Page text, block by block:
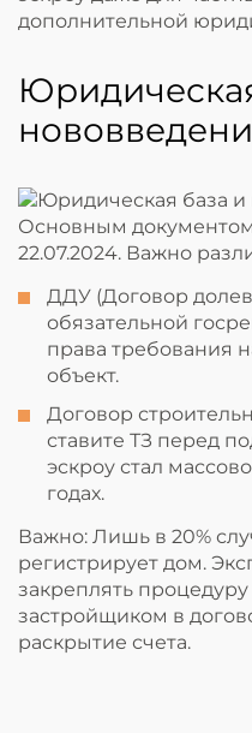
дополнительной
Основным
22.07.2024. Важно
ДДУ (Договор
обязательной
права требования
объект.
Договор
ставите ТЗ перед
эскроу стал
годах.
Важно: Лишь в 20%
регистрирует дом.
закреплять
застройщиком в
раскрытие счета.